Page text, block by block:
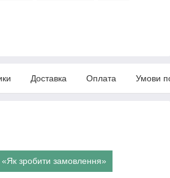
Доставка Оплата Умови
«Як зробити замовлення»